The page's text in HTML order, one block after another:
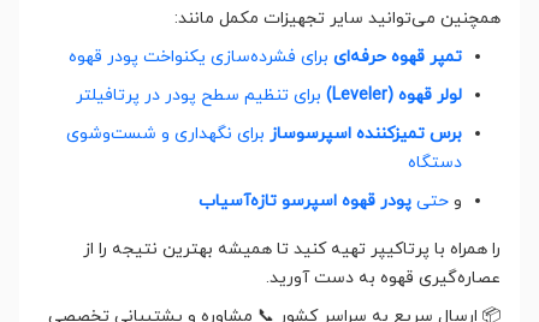
همچنین می‌توانید سایر تجهیزات مکمل مانند:
تمپر قهوه حرفه‌ای برای فشرده‌سازی یکنواخت پودر قهوه
لولر قهوه (Leveler)
برای تنظیم سطح پودر در پرتافیلتر
برس تمیزکننده اسپرسوساز برای نگهداری و شست‌وشوی
دستگاه
و حتی پودر قهوه اسپرسو تازه‌آسیاب
را همراه با پرتاکیپر تهیه کنید تا همیشه بهترین نتیجه را از
عصاره‌گیری قهوه به دست آورید.
📦 ارسال سریع به سراسر کشور 📞 مشاوره و پشتیبانی تخصصی